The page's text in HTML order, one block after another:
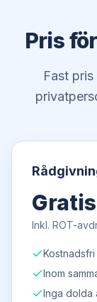
Pris
Fast
Gratis
Inkl. ROT-
Inom
Inga dolda